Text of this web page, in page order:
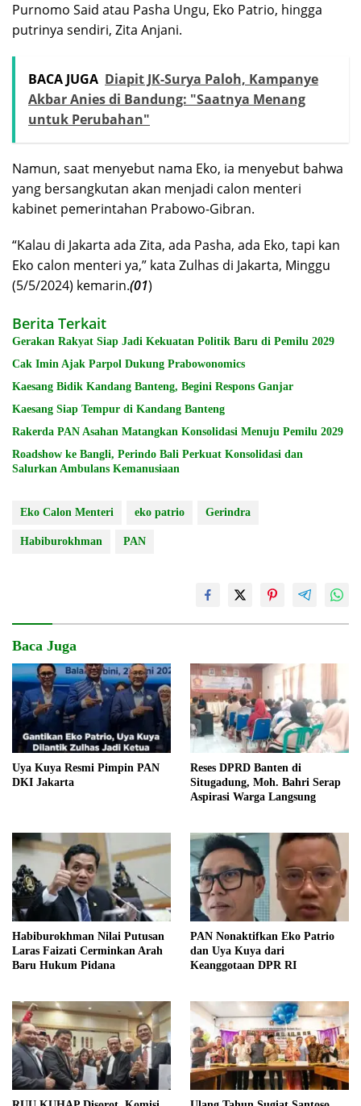
Purnomo Said atau Pasha Ungu, Eko Patrio, hingga
putrinya sendiri, Zita Anjani.
BACA JUGA Diapit JK-Surya Paloh, Kampanye
Akbar Anies di Bandung: "Saatnya Menang
untuk Perubahan"
Namun, saat menyebut nama Eko, ia menyebut bahwa
yang bersangkutan akan menjadi calon menteri
kabinet pemerintahan Prabowo-Gibran.
“Kalau di Jakarta ada Zita, ada Pasha, ada Eko, tapi kan
Eko calon menteri ya,” kata Zulhas di Jakarta, Minggu
(5/5/2024) kemarin.(01)
Berita Terkait
Gerakan Rakyat Siap Jadi Kekuatan Politik Baru di Pemilu 2029
Cak Imin Ajak Parpol Dukung Prabowonomics
Kaesang Bidik Kandang Banteng, Begini Respons Ganjar
Kaesang Siap Tempur di Kandang Banteng
Rakerda PAN Asahan Matangkan Konsolidasi Menuju Pemilu 2029
Roadshow ke Bangli, Perindo Bali Perkuat Konsolidasi dan
Salurkan Ambulans Kemanusiaan
Eko Calon Menteri eko patrio Gerindra
Habiburokhman PAN
Baca Juga
Uya Kuya Resmi Pimpin PAN
DKI Jakarta
Reses DPRD Banten di
Situgadung, Moh. Bahri Serap
Aspirasi Warga Langsung
Habiburokhman Nilai Putusan
Laras Faizati Cerminkan Arah
Baru Hukum Pidana
PAN Nonaktifkan Eko Patrio
dan Uya Kuya dari
Keanggotaan DPR RI